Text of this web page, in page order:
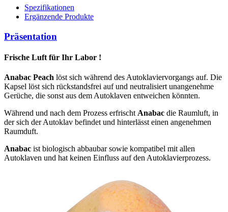
Spezifikationen
Ergänzende Produkte
Präsentation
Frische Luft für Ihr Labor !
Anabac Peach löst sich während des Autoklaviervorgangs auf. Die
Kapsel löst sich rückstandsfrei auf und neutralisiert unangenehme
Gerüche, die sonst aus dem Autoklaven entweichen könnten.
Während und nach dem Prozess erfrischt Anabac die Raumluft, in
der sich der Autoklav befindet und hinterlässt einen angenehmen
Raumduft.
Anabac ist biologisch abbaubar sowie kompatibel mit allen
Autoklaven und hat keinen Einfluss auf den Autoklavierprozess.